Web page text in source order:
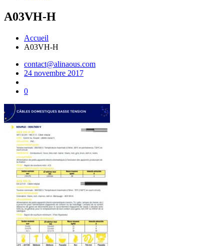
A03VH-H
Accueil
A03VH-H
contact@alinaous.com
24 novembre 2017
0